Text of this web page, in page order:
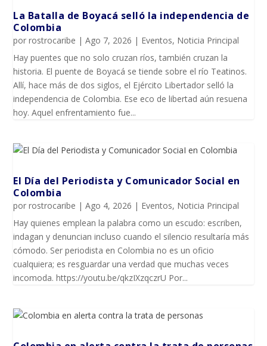
La Batalla de Boyacá selló la independencia de
Colombia
porrostrocaribe |Ago 7, 2026 | Eventos, Noticia Principal
Hay puentes que no solo cruzan ríos, también cruzan la
historia. El puente de Boyacá se tiende sobre el río Teatinos.
Allí, hace más de dos siglos, el Ejército Libertador selló la
independencia de Colombia. Ese eco de libertad aún resuena
hoy. Aquel enfrentamiento fue...
El Día del Periodista y Comunicador SociaI en
Colombia
porrostrocaribe |Ago 4, 2026 | Eventos, Noticia Principal
Hay quienes emplean la palabra como un escudo: escriben,
indagan y denuncian incluso cuando el silencio resultaría más
cómodo. Ser periodista en Colombia no es un oficio
cualquiera; es resguardar una verdad que muchas veces
incomoda. https://youtu.be/qkzIXzqczrU Por...